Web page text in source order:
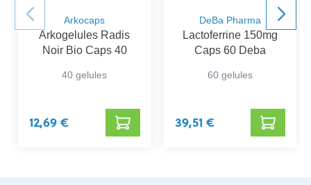
Arkocaps
Arkogelules Radis
Noir Bio Caps 40
40 gelules
12,69 €
DeBa Pharma
Lactoferrine 150mg
Caps 60 Deba
60 gelules
39,51 €